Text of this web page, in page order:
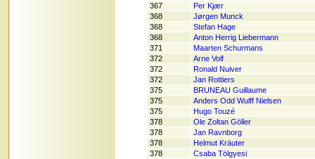
367
Per Kjær
368
Jørgen Munck
368
Stefan Hage
368
Anton Herrig Liebermann
371
Maarten Schurmans
372
Arne Volf
372
Ronald Nuiver
372
Jan Rottiers
375
BRUNEAU Guillaume
375
Anders Odd Wulff Nielsen
375
Hugo Touzé
378
Ole Zoltan Göller
378
Jan Ravnborg
378
Helmut Kräuter
378
Csaba Tölgyesi